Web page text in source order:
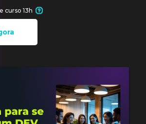
curso 13h